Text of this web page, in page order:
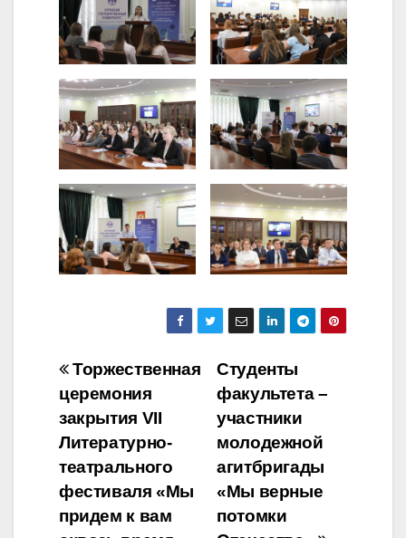
Навигация
по
записям
Студенты
факультета –
участники
молодежной
агитбригады
«Мы верные
потомки
Торжественная
церемония
закрытия VII
Литературно-
театрального
фестиваля «Мы
придем к вам